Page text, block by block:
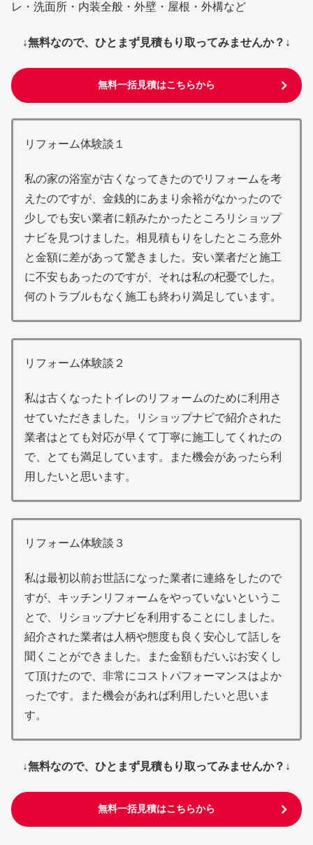
レ・洗面所・内装全般・外壁・屋根・外構など
↓無料なので、ひとまず見積もり取ってみませんか？↓
無料一括見積はこちらから
リフォーム体験談１
私の家の浴室が古くなってきたのでリフォームを考
えたのですが、金銭的にあまり余裕がなかったので
少しでも安い業者に頼みたかったところリショップ
ナビを見つけました。相見積もりをしたところ意外
と金額に差があって驚きました。安い業者だと施工
に不安もあったのですが、それは私の杞憂でした。
何のトラブルもなく施工も終わり満足しています。
リフォーム体験談２
私は古くなったトイレのリフォームのために利用さ
せていただきました。リショップナビで紹介された
業者はとても対応が早くて丁寧に施工してくれたの
で、とても満足しています。また機会があったら利
用したいと思います。
リフォーム体験談３
私は最初以前お世話になった業者に連絡をしたので
すが、キッチンリフォームをやっていないというこ
とで、リショップナビを利用することにしました。
紹介された業者は人柄や態度も良く安心して話しを
聞くことができました。また金額もだいぶお安くし
て頂けたので、非常にコストパフォーマンスはよか
ったです。また機会があれば利用したいと思いま
す。
↓無料なので、ひとまず見積もり取ってみませんか？↓
無料一括見積はこちらから